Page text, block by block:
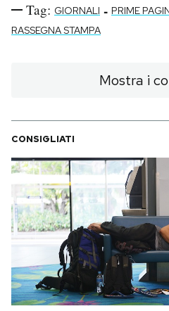
Tag: GIORNALI - PRIME
RASSEGNA STAMPA
Mostra i
CONSIGLIATI